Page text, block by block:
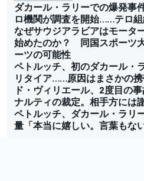
ダカール・ラリーでの爆発事
ロ機関が調査を開始……テロ
なぜサウジアラビアはモータ
始めたのか？ 同国スポーツ
ーツの可能性
ペトルッチ、初のダカール・
リタイア……原因はまさかの
ド・ヴィリエール、2度目の
ナルティの裁定。相手方には
ペトルッチ、ダカール・ラリ
量「本当に嬉しい。言葉もない